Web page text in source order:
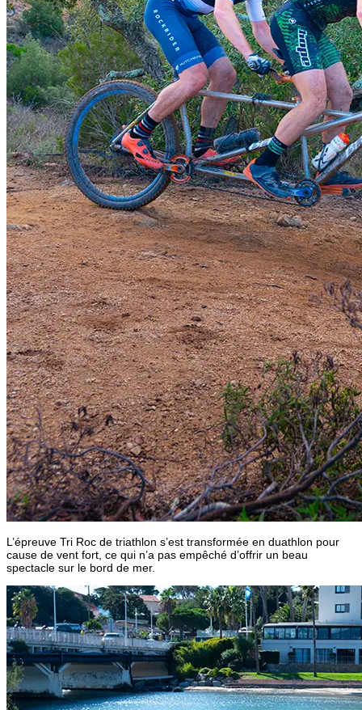
L’épreuve Tri Roc de triathlon s’est transformée en duathlon pour
cause de vent fort, ce qui n’a pas empêché d’offrir un beau
spectacle sur le bord de mer.